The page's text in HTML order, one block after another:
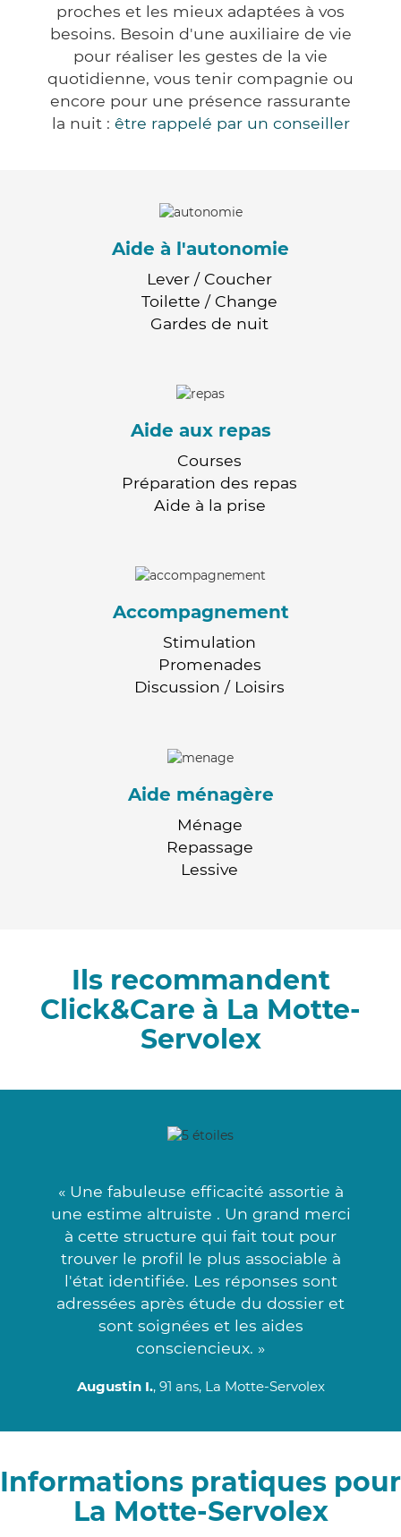
proches et les mieux adaptées à vos
besoins. Besoin d'une auxiliaire de vie
pour réaliser les gestes de la vie
quotidienne, vous tenir compagnie ou
encore pour une présence rassurante
la nuit : être rappelé par un conseiller
Aide à l'autonomie
Lever / Coucher
Toilette / Change
Gardes de nuit
Aide aux repas
Courses
Préparation des repas
Aide à la prise
Accompagnement
Stimulation
Promenades
Discussion / Loisirs
Aide ménagère
Ménage
Repassage
Lessive
Ils recommandent
Click&Care à La Motte-
Servolex
« Une fabuleuse efficacité assortie à
une estime altruiste . Un grand merci
à cette structure qui fait tout pour
trouver le profil le plus associable à
l'état identifiée. Les réponses sont
adressées après étude du dossier et
sont soignées et les aides
consciencieux. »
Augustin I., 91 ans, La Motte-Servolex
Informations pratiques pour
La Motte-Servolex